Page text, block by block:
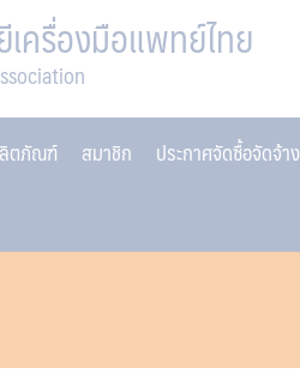
ครื่องมือแพทย์ไทย
ตภัณฑ์ สมาชิก ประกาศจัดซื้อจัดจ้าง